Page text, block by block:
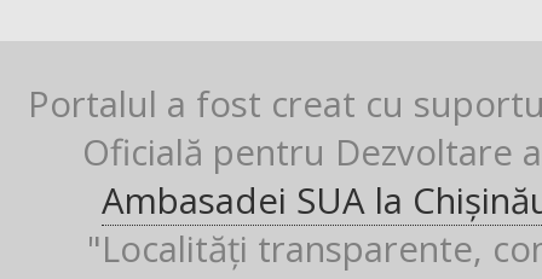
Portalul a fost creat cu
Oficială pentru Dezvoltare
Ambasadei SUA la
"Localități transparente,